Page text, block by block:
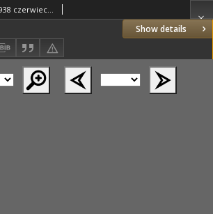
Show details
Przegląd Kawaleryjski 1938 czerwiec R.15 Nr6(152)